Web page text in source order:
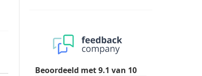
Beoordeeld met9.1 van 10